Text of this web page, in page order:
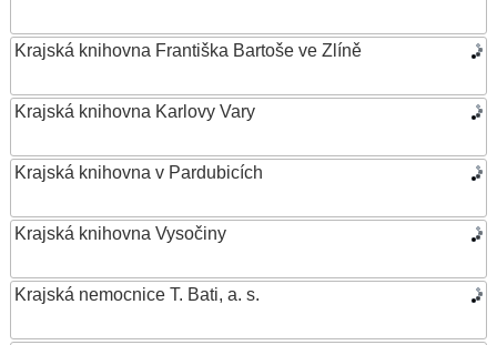
Krajská knihovna Františka Bartoše ve Zlíně
Krajská knihovna Karlovy Vary
Krajská knihovna v Pardubicích
Krajská knihovna Vysočiny
Krajská nemocnice T. Bati, a. s.